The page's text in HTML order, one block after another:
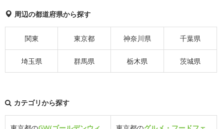
周辺の都道府県から探す
関東 東京都 神奈川県 千葉県
埼玉県 群馬県 栃木県 茨城県
カテゴリから探す